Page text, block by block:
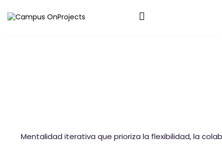
Mentalidad iterativa que prioriza la flexibilidad, la